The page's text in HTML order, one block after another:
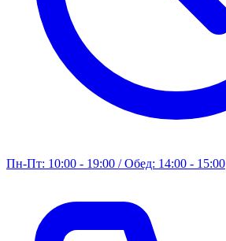
Пн-Пт: 10:00 - 19:00 / Обед: 14:00 - 15:00